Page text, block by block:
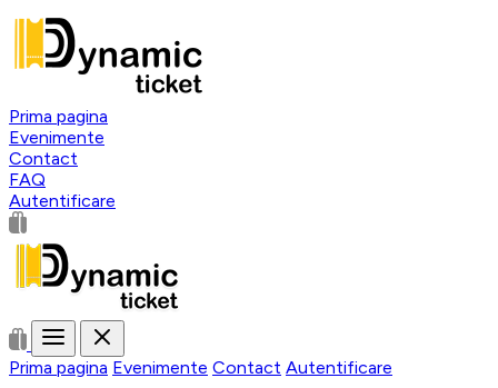
Prima pagina
Evenimente
Contact
FAQ
Autentificare
Prima pagina Evenimente Contact Autentificare